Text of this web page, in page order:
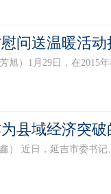
问送温暖活
旭）1月29日，在2015
县域经济突
） 近日，延吉市委书